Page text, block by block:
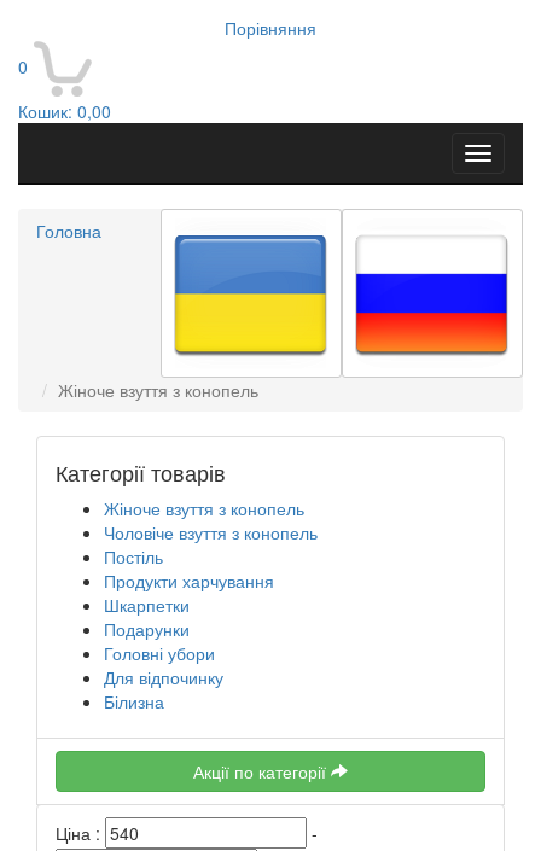
Порівняння
0
Кошик: 0,00
Toggle
Головна
Жіноче взуття з конопель
Категорії товарів
Жіноче взуття з конопель
Чоловіче взуття з конопель
Постіль
Продукти харчування
Шкарпетки
Подарунки
Головні убори
Для відпочинку
Білизна
Акції по категорії
Ціна :
-